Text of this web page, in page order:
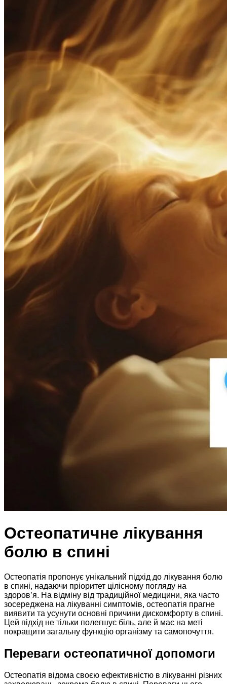
Остеопатичне лікування
болю в спині
Остеопатія пропонує унікальний підхід до лікування болю
в спині, надаючи пріоритет цілісному погляду на
здоров’я. На відміну від традиційної медицини, яка часто
зосереджена на лікуванні симптомів, остеопатія прагне
виявити та усунути основні причини дискомфорту в спині.
Цей підхід не тільки полегшує біль, але й має на меті
покращити загальну функцію організму та самопочуття.
Переваги остеопатичної допомоги
Остеопатія відома своєю ефективністю в лікуванні різних